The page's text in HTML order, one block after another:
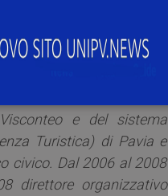
Pavia dal 1988 al 1998.
del Comune di Pavia.
musica e teatro, tra
Festival del
direttore dell’Istituzione
e del sistema
Turistica) di Pavia e
civico. Dal 2006 al 2008
direttore organizzativo